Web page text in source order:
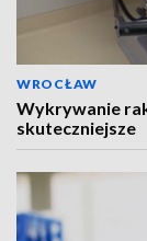
WROCŁAW
Wykrywanie
skuteczniejsze